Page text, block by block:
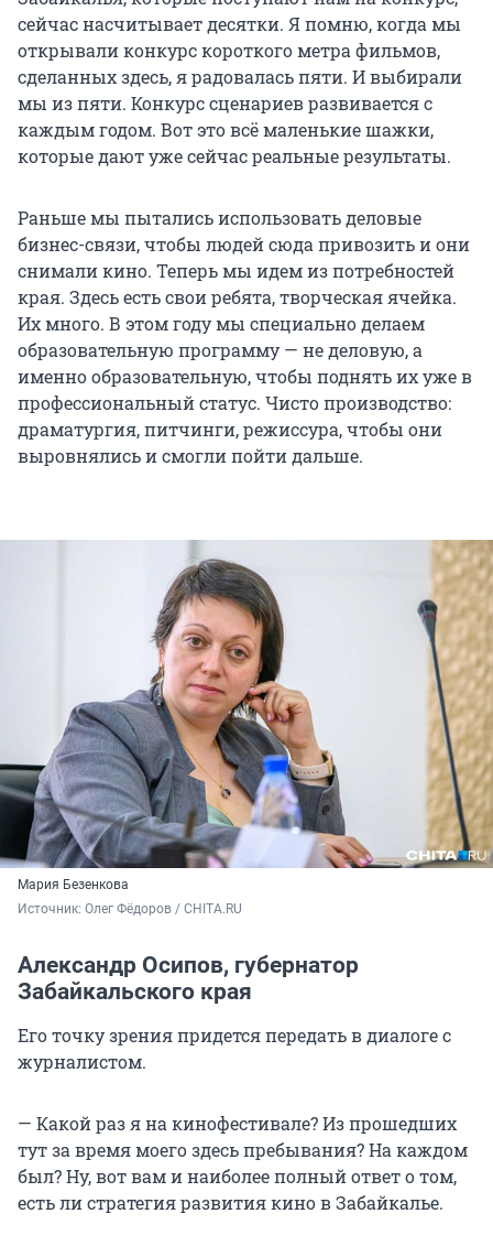
сейчас насчитывает десятки. Я помню, когда мы
открывали конкурс короткого метра фильмов,
сделанных здесь, я радовалась пяти. И выбирали
мы из пяти. Конкурс сценариев развивается с
каждым годом. Вот это всё маленькие шажки,
которые дают уже сейчас реальные результаты.
Раньше мы пытались использовать деловые
бизнес-связи, чтобы людей сюда привозить и они
снимали кино. Теперь мы идем из потребностей
края. Здесь есть свои ребята, творческая ячейка.
Их много. В этом году мы специально делаем
образовательную программу — не деловую, а
именно образовательную, чтобы поднять их уже в
профессиональный статус. Чисто производство:
драматургия, питчинги, режиссура, чтобы они
выровнялись и смогли пойти дальше.
Мария Безенкова
Источник: Олег Фёдоров / CHITA.RU
Александр Осипов, губернатор
Забайкальского края
Его точку зрения придется передать в диалоге с
журналистом.
— Какой раз я на кинофестивале? Из прошедших
тут за время моего здесь пребывания? На каждом
был? Ну, вот вам и наиболее полный ответ о том,
есть ли стратегия развития кино в Забайкалье.